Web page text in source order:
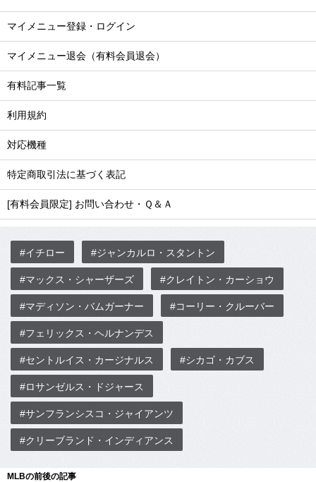
マイメニュー登録・ログイン
マイメニュー退会（有料会員退会）
有料記事一覧
利用規約
対応機種
特定商取引法に基づく表記
[有料会員限定] お問い合わせ・Ｑ＆Ａ
#イチロー #ジャンカルロ・スタントン
#マックス・シャーザーズ #クレイトン・カーショウ
#マディソン・バムガーナー #コーリー・クルーバー
#フェリックス・ヘルナンデス
#セントルイス・カージナルス #シカゴ・カブス
#ロサンゼルス・ドジャース
#サンフランシスコ・ジャイアンツ
#クリーブランド・インディアンス
MLBの前後の記事